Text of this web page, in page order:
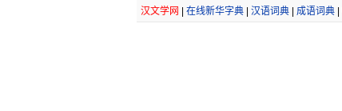
汉文学网 在线新华字典| 汉语词典| 成语词典|